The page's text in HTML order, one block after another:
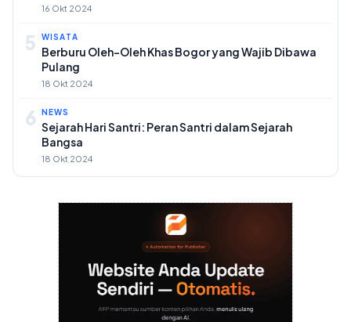
16 Okt 2024
5 WISATA
Berburu Oleh-Oleh Khas Bogor yang Wajib Dibawa
Pulang
18 Okt 2024
6 NEWS
Sejarah Hari Santri: Peran Santri dalam Sejarah
Bangsa
18 Okt 2024